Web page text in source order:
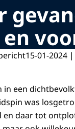
15-01-2024 |
in een
was
en daar tot